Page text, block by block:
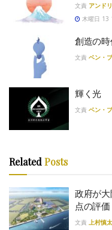
文責 アンド
木曜日 13
創造の
文責 ベン・
輝く光
文責 ベン・
Related Posts
政府が
点の評
文責 上村慎